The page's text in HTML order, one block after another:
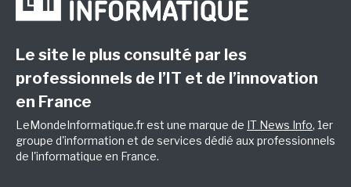
Le site le plus consulté par les
professionnels de l’IT et de l’innovation
en France
LeMondeInformatique.fr est une marque de IT News Info, 1er
groupe d'information et de services dédié aux professionnels
de l'informatique en France.